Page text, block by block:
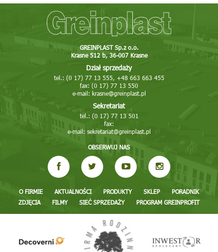
GREINPLAST Sp.z o.o.
Krasne 512 b, 36-007 Krasne
Dział sprzedaży
tel.: (0 17) 77 13 555, +48 663 663 455
fax: (0 17) 77 13 550
e-mail: krasne@greinplast.pl
Sekretariat
tel.: (0 17) 77 13 501
fax:
e-mail: sekretariat@greinplast.pl
OBSERWUJ NAS
O FIRMIE AKTUALNOŚCI PRODUKTY SKLEP
PORADNIK
ZDJĘCIA
FILMY SIEĆ SPRZEDAŻY PROGRAM GREINPROFIT